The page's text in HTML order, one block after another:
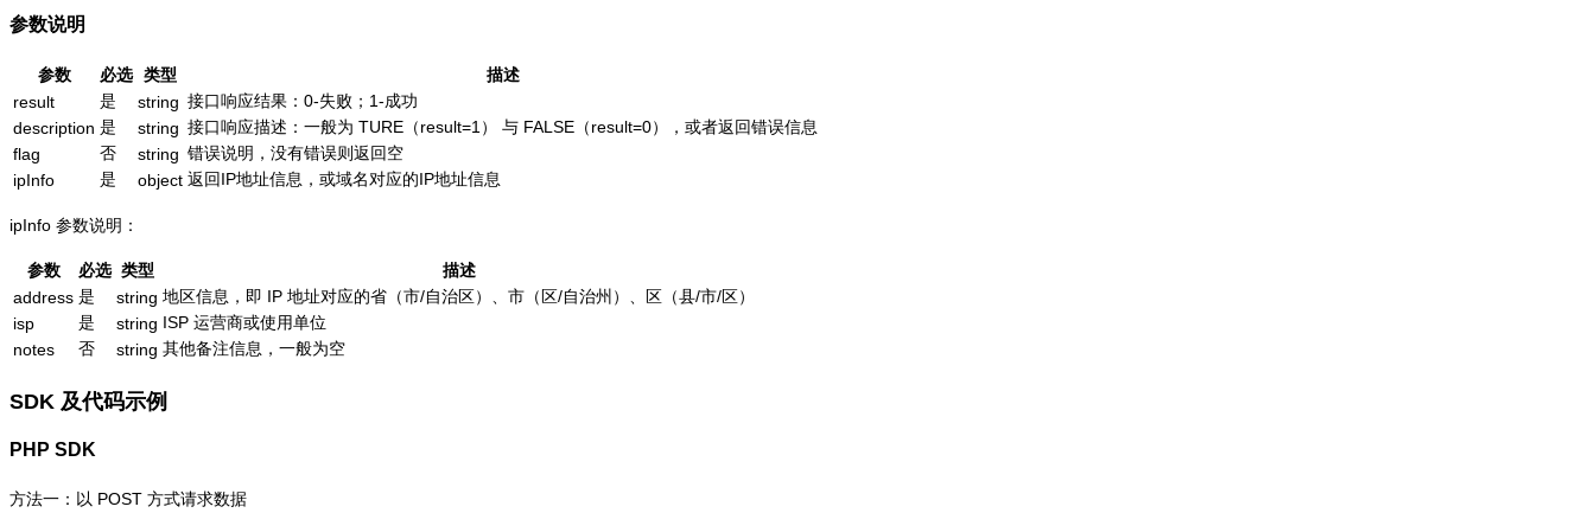
参数说明
参数 必选 类型
描述
result
是 string 接口响应结果：0-失败；1-成功
description 是 string 接口响应描述：一般为 TURE（result=1） 与 FALSE（result=0），或者返回错误信息
flag
否 string 错误说明，没有错误则返回空
ipInfo
是 object 返回IP地址信息，或域名对应的IP地址信息
ipInfo 参数说明：
参数 必选 类型
描述
address 是 string 地区信息，即 IP 地址对应的省（市/自治区）、市（区/自治州）、区（县/市/区）
isp
是 string ISP 运营商或使用单位
notes
否 string 其他备注信息，一般为空
SDK 及代码示例
PHP SDK
方法一：以 POST 方式请求数据